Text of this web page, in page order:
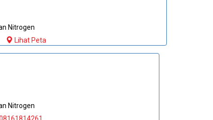
Nitrogen
Lihat Peta
Nitrogen